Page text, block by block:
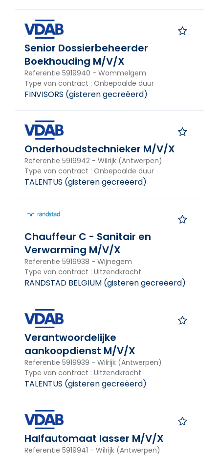
Arbeidsregime
Arbeidsregime
Beroepengroep
Beroepengroep
Sector
Publicatietaal
Werkaanbieding Handicap
Andere vacatures
Zoeken
Wil je vacatures vinden die
overeenkomen met je profiel?
Met My Actiris kan je zoeken op basis van je
vaardigheden.
Senior Dossierbeheerder
Boekhouding M/V/X
Referentie 5919940 - Wommelgem
Type van contract : Onbepaalde duur
FINVISORS (gisteren gecreëerd)
Onderhoudstechnieker M/V/X
Referentie 5919942 - Wilrijk (Antwerpen)
Type van contract : Onbepaalde duur
TALENTUS (gisteren gecreëerd)
Chauffeur C - Sanitair en
Verwarming M/V/X
Referentie 5919938 - Wijnegem
Type van contract : Uitzendkracht
RANDSTAD BELGIUM (gisteren gecreëerd)
Verantwoordelijke
aankoopdienst M/V/X
Referentie 5919939 - Wilrijk (Antwerpen)
Type van contract : Uitzendkracht
TALENTUS (gisteren gecreëerd)
Halfautomaat lasser M/V/X
Referentie 5919941 - Wilrijk (Antwerpen)